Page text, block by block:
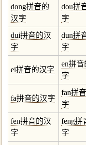
dong拼音的
汉字
dou拼
字
dui拼音的汉
字
dun拼
字
ei拼音的汉字
en拼音
字
fa拼音的汉字
fan拼
字
fen拼音的汉
字
feng拼
字